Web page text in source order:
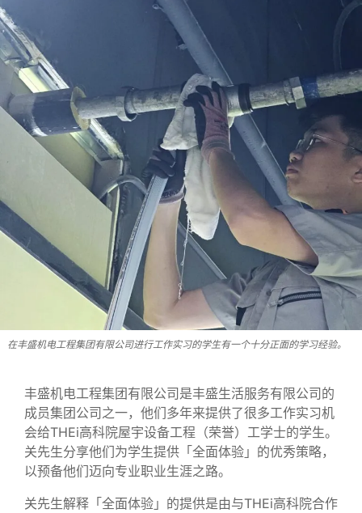
在丰盛机电工程集团有限公司进行工作实习的学生有一个十分正面的学习经验。
丰盛机电工程集团有限公司是丰盛生活服务有限公司的
成员集团公司之一，他们多年来提供了很多工作实习机
会给THEi高科院屋宇设备工程（荣誉）工学士的学生。
关先生分享他们为学生提供「全面体验」的优秀策略，
以预备他们迈向专业职业生涯之路。
关先生解释「全面体验」的提供是由与THEi高科院合作